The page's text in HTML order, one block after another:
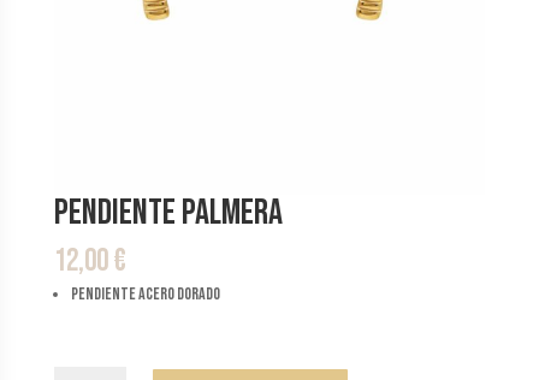
Pendiente Palmera
12,00€
pendiente acero dorado